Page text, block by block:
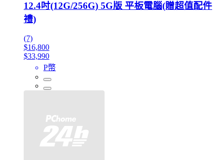
12.4吋(12G/256G) 5G版 平板電腦(贈超值配件
禮)
(7)
$16,800
$33,990
P幣